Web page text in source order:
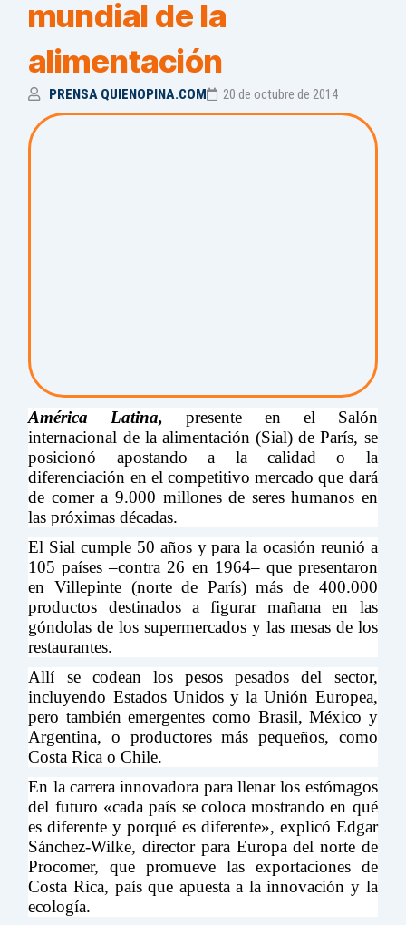
mundial de la
alimentación
PRENSA QUIENOPINA.COM 20 de octubre de 2014
América Latina,
presente en el Salón
internacional de la alimentación (Sial) de París, se
posicionó apostando a la calidad o la
diferenciación en el competitivo mercado que dará
de comer a 9.000 millones de seres humanos en
las próximas décadas.
El Sial cumple 50 años y para la ocasión reunió a
105 países –contra 26 en 1964– que presentaron
en Villepinte (norte de París) más de 400.000
productos destinados a figurar mañana en las
góndolas de los supermercados y las mesas de los
restaurantes.
Allí se codean los pesos pesados del sector,
incluyendo Estados Unidos y la Unión Europea,
pero también emergentes como Brasil, México y
Argentina, o productores más pequeños, como
Costa Rica o Chile.
En la carrera innovadora para llenar los estómagos
del futuro «cada país se coloca mostrando en qué
es diferente y porqué es diferente», explicó Edgar
Sánchez-Wilke, director para Europa del norte de
Procomer, que promueve las exportaciones de
Costa Rica, país que apuesta a la innovación y la
ecología.